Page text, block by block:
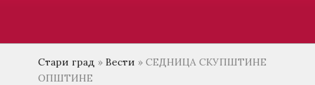
Стари град » Вести » СЕДНИЦА СКУПШТИНЕ
ОПШТИНЕ